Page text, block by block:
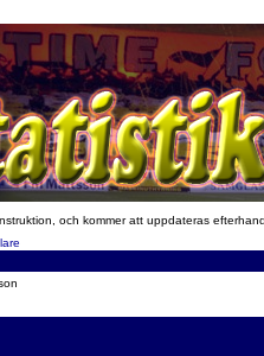
och kommer att uppdateras